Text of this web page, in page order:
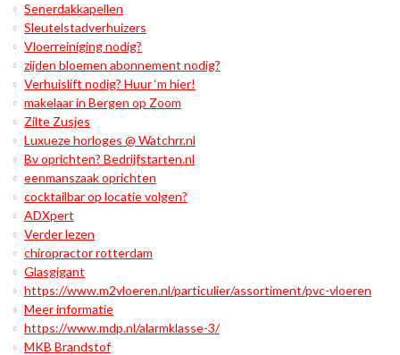
Senerdakkapellen
Sleutelstadverhuizers
Vloerreiniging nodig?
zijden bloemen abonnement nodig?
Verhuislift nodig? Huur ‘m hier!
makelaar in Bergen op Zoom
Zilte Zusjes
Luxueze horloges @ Watchrr.nl
Bv oprichten? Bedrijfstarten.nl
eenmanszaak oprichten
cocktailbar op locatie volgen?
ADXpert
Verder lezen
chiropractor rotterdam
Glasgigant
https://www.m2vloeren.nl/particulier/assortiment/pvc-vloeren
Meer informatie
https://www.mdp.nl/alarmklasse-3/
MKB Brandstof